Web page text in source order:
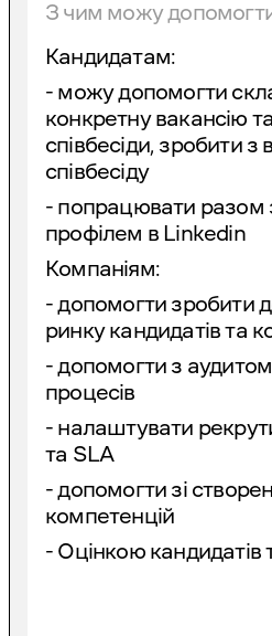
З чим можу
Кандидатам:
- можу допомогти
конкретну вакансію
співбесіди, зробити з
співбесіду
- попрацювати разом
профілем в Linkedin
Компаніям:
- допомогти зробити
ринку кандидатів та
- допомогти з
процесів
- налаштувати
та SLA
- допомогти зі
компетенцій
- Оцінкою кандидатів